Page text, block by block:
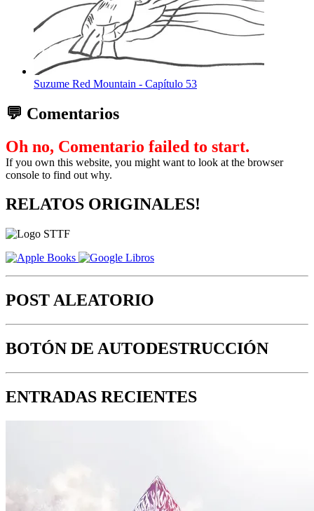
Suzume Red Mountain - Capítulo 53
💬 Comentarios
Oh no, Comentario failed to start.
If you own this website, you might want to look at the browser
console to find out why.
RELATOS ORIGINALES!
POST ALEATORIO
BOTÓN DE AUTODESTRUCCIÓN
ENTRADAS RECIENTES